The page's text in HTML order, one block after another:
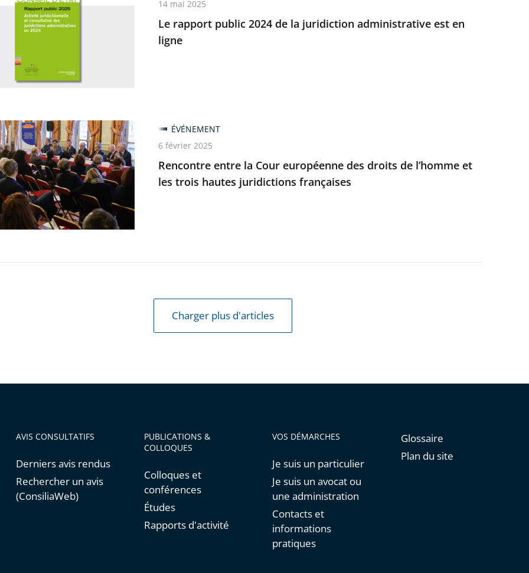
Le rapport public 2024 de la juridiction administrative est en
ligne
14 mai 2025
Rencontre entre la Cour européenne des droits de l’homme et
les trois hautes juridictions françaises
ÉVÉNEMENT
6 février 2025
Charger plus d'articles
AVIS CONSULTATIFS
Derniers avis rendus
Rechercher un avis
(ConsiliaWeb)
PUBLICATIONS &
COLLOQUES
Colloques et
conférences
Études
Rapports d'activité
VOS DÉMARCHES
Je suis un particulier
Je suis un avocat ou
une administration
Contacts et
informations
pratiques
Glossaire
Plan du site